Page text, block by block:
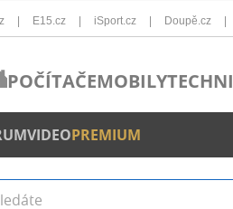
E15.cz iSport.cz Doupě.cz
POČÍTAČEMOBILY
VIDEOPREMIUM